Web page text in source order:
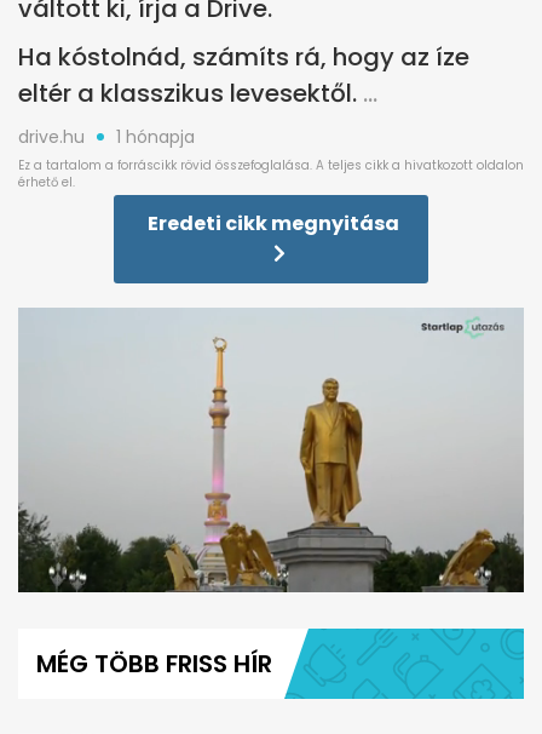
váltott ki, írja a Drive.
Ha kóstolnád, számíts rá, hogy az íze
eltér a klasszikus levesektől.
drive.hu 1 hónapja
Eredeti cikk megnyitása
minute,
MÉG TÖBB FRISS HÍR